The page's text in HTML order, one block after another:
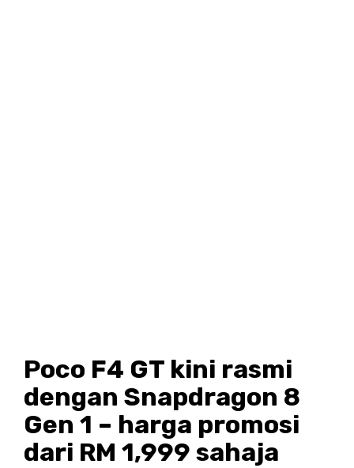
Poco F4 GT kini rasmi
dengan Snapdragon 8
Gen 1 – harga promosi
dari RM 1,999 sahaja